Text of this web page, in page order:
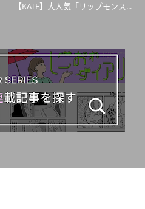
【KATE】大人気「リップモンス...